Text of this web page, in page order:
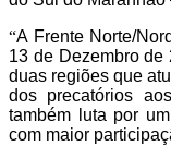
“A Frente Norte/
13 de Dezembro de
duas regiões que
dos precatórios
também luta por
com maior